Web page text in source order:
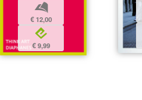
b
€ 12,00
e
€ 9,99